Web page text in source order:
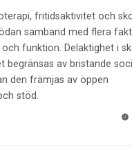
fritidsaktivitet och
samband med flera
funktion. Delaktighet i
begränsas av bristande
den främjas av öppen
stöd.